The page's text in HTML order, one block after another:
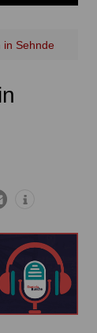
in Sehnde